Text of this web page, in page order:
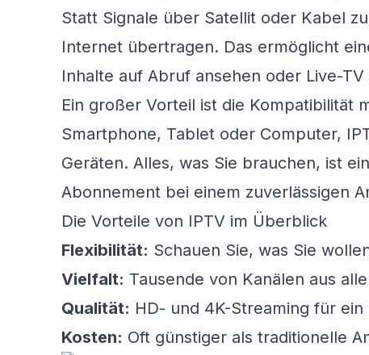
Statt Signale über Satellit oder Kabel
Internet übertragen. Das ermöglicht
Inhalte auf Abruf ansehen oder Live-
Ein großer Vorteil ist die Kompatibilität
Smartphone, Tablet oder Computer,
Geräten. Alles, was Sie brauchen, ist
Abonnement bei einem zuverlässigen
Die Vorteile von IPTV im Überblick
Flexibilität: Schauen Sie, was Sie
Vielfalt: Tausende von Kanälen aus
Qualität: HD- und 4K-Streaming für
Kosten: Oft günstiger als traditionelle